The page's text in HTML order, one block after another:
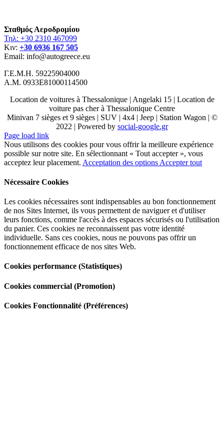
Σταθμός Αεροδρομίου
Τηλ: +30 2310 467099
Κιν: +30 6936 167 505
Email: info@autogreece.eu
Γ.Ε.Μ.Η. 59225904000
Α.Μ. 0933Ε81000114500
Location de voitures à Thessalonique | Angelaki 15 | Location de
voiture pas cher à Thessalonique Centre
Minivan 7 sièges et 9 sièges | SUV | 4x4 | Jeep | Station Wagon | ©
2022 | Powered by social-google.gr
Page load link
Nous utilisons des cookies pour vous offrir la meilleure expérience
possible sur notre site. En sélectionnant « Tout accepter », vous
acceptez leur placement. Acceptation des options Accepter tout
Nécessaire Cookies
Les cookies nécessaires sont indispensables au bon fonctionnement
de nos Sites Internet, ils vous permettent de naviguer et d'utiliser
leurs fonctions, comme l'accès à des espaces sécurisés ou l'utilisation
du panier. Ces cookies ne reconnaissent pas votre identité
individuelle. Sans ces cookies, nous ne pouvons pas offrir un
fonctionnement efficace de nos sites Web.
Cookies performance (Statistiques)
Cookies commercial (Promotion)
Cookies Fonctionnalité (Préférences)